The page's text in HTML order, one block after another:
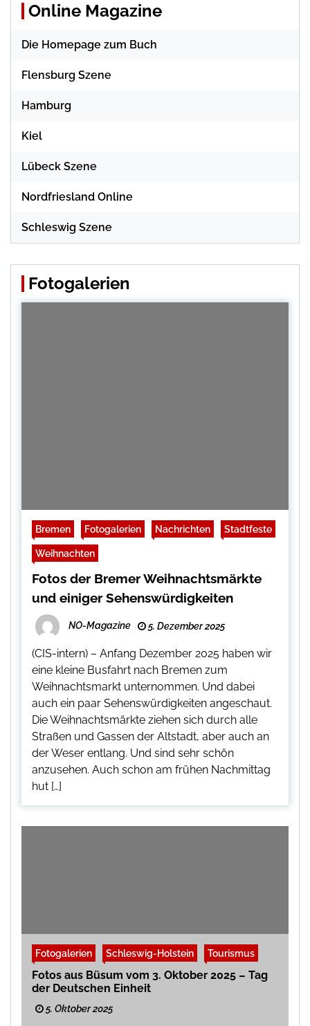
Online Magazine
Die Homepage zum Buch
Flensburg Szene
Hamburg
Kiel
Lübeck Szene
Nordfriesland Online
Schleswig Szene
Fotogalerien
Bremen Fotogalerien Nachrichten Stadtfeste
Weihnachten
Fotos der Bremer Weihnachtsmärkte
und einiger Sehenswürdigkeiten
NO-Magazine 5. Dezember 2025
(CIS-intern) – Anfang Dezember 2025 haben wir
eine kleine Busfahrt nach Bremen zum
Weihnachtsmarkt unternommen. Und dabei
auch ein paar Sehenswürdigkeiten angeschaut.
Die Weihnachtsmärkte ziehen sich durch alle
Straßen und Gassen der Altstadt, aber auch an
der Weser entlang. Und sind sehr schön
anzusehen. Auch schon am frühen Nachmittag
hut […]
Fotogalerien Schleswig-Holstein Tourismus
Fotos aus Büsum vom 3. Oktober 2025 – Tag
der Deutschen Einheit
5. Oktober 2025